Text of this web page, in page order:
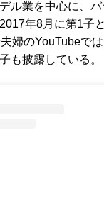
ル業を中心に、
年8月に第1子
婦のYouTubeで
も披露している。